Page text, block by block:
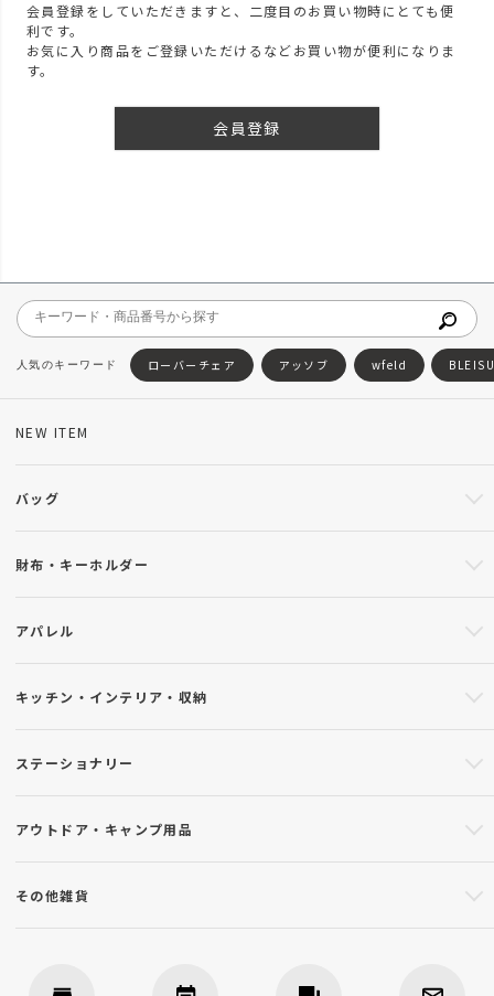
会員登録をしていただきますと、二度目のお買い物時にとても便
利です。
お気に入り商品をご登録いただけるなどお買い物が便利になりま
す。
会員登録
ローバーチェア アッソブ wfeld
NEW ITEM
バッグ
財布・キーホルダー
アパレル
キッチン・インテリア・収納
ステーショナリー
アウトドア・キャンプ用品
その他雑貨